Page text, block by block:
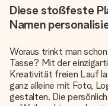
Diese stoßfeste
Namen
Woraus trinkt man
Tasse? Mit der
Kreativität freien Lauf
ganz alleine mit Foto,
gestalten. Die